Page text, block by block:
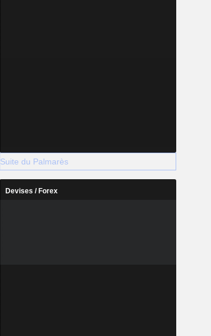
Suite du Palmarès
Devises / Forex